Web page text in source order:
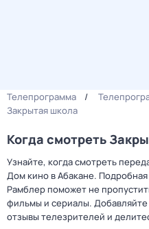
Телепрограмма
Закрытая школа
Когда смотреть
Узнайте, когда смотреть
Дом кино в Абакане.
Рамблер поможет не
фильмы и сериалы.
отзывы телезрителей и